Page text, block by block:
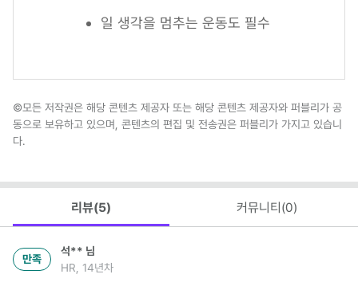
일 생각을 멈추는 운동도 필수
©모든 저작권은 해당 콘텐츠 제공자 또는 해당 콘텐츠 제공자와 퍼블리가 공
동으로 보유하고 있으며, 콘텐츠의 편집 및 전송권은 퍼블리가 가지고 있습니
다.
리뷰(5) 커뮤니티(0)
만족
석** 님
HR, 14년차